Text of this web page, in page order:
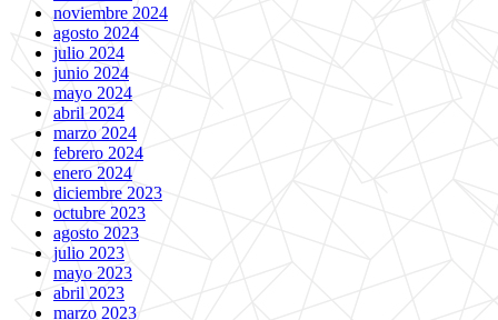
noviembre 2024
agosto 2024
julio 2024
junio 2024
mayo 2024
abril 2024
marzo 2024
febrero 2024
enero 2024
diciembre 2023
octubre 2023
agosto 2023
julio 2023
mayo 2023
abril 2023
marzo 2023